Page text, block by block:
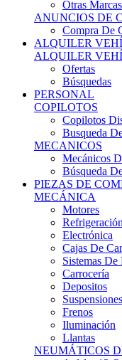
Compra De
ALQUILER
ALQUILER
Ofertas
Búsquedas
PERSONAL
COPILOTOS
Copilotos
Busqueda
MECANICOS
Mecánicos
Búsqueda
PIEZAS DE
MECÁNICA
Motores
Refrigeración
Electrónica
Cajas De
Sistemas De
Carrocería
Depositos
Suspensiones
Frenos
Iluminación
Llantas
NEUMÁTICOS
Asfalto 13 O